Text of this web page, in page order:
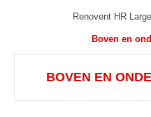
Renovent HR
Boven en
BOVEN EN